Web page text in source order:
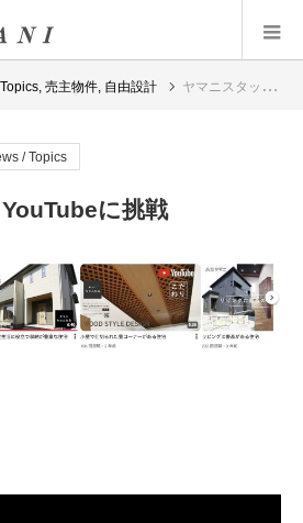
, 売主物件, 自由設計 ヤマニスタッフYouTubeに挑戦
/ Topics
に挑戦